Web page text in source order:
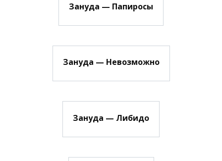
Зануда — Папиросы
Зануда — Невозможно
Зануда — Либидо